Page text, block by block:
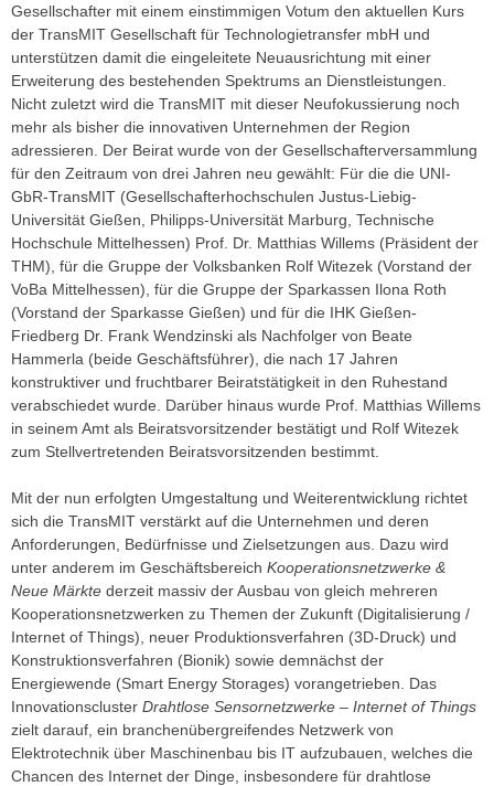
Gesellschafter mit einem einstimmigen Votum den aktuellen Kurs
der TransMIT Gesellschaft für Technologietransfer mbH und
unterstützen damit die eingeleitete Neuausrichtung mit einer
Erweiterung des bestehenden Spektrums an Dienstleistungen.
Nicht zuletzt wird die TransMIT mit dieser Neufokussierung noch
mehr als bisher die innovativen Unternehmen der Region
adressieren. Der Beirat wurde von der Gesellschafterversammlung
für den Zeitraum von drei Jahren neu gewählt: Für die die UNI-
GbR-TransMIT (Gesellschafterhochschulen Justus-Liebig-
Universität Gießen, Philipps-Universität Marburg, Technische
Hochschule Mittelhessen) Prof. Dr. Matthias Willems (Präsident der
THM), für die Gruppe der Volksbanken Rolf Witezek (Vorstand der
VoBa Mittelhessen), für die Gruppe der Sparkassen Ilona Roth
(Vorstand der Sparkasse Gießen) und für die IHK Gießen-
Friedberg Dr. Frank Wendzinski als Nachfolger von Beate
Hammerla (beide Geschäftsführer), die nach 17 Jahren
konstruktiver und fruchtbarer Beiratstätigkeit in den Ruhestand
verabschiedet wurde. Darüber hinaus wurde Prof. Matthias Willems
in seinem Amt als Beiratsvorsitzender bestätigt und Rolf Witezek
zum Stellvertretenden Beiratsvorsitzenden bestimmt.
Mit der nun erfolgten Umgestaltung und Weiterentwicklung richtet
sich die TransMIT verstärkt auf die Unternehmen und deren
Anforderungen, Bedürfnisse und Zielsetzungen aus. Dazu wird
unter anderem im Geschäftsbereich Kooperationsnetzwerke &
Neue Märkte derzeit massiv der Ausbau von gleich mehreren
Kooperationsnetzwerken zu Themen der Zukunft (Digitalisierung /
Internet of Things), neuer Produktionsverfahren (3D-Druck) und
Konstruktionsverfahren (Bionik) sowie demnächst der
Energiewende (Smart Energy Storages) vorangetrieben. Das
Innovationscluster Drahtlose Sensornetzwerke – Internet of Things
zielt darauf, ein branchenübergreifendes Netzwerk von
Elektrotechnik über Maschinenbau bis IT aufzubauen, welches die
Chancen des Internet der Dinge, insbesondere für drahtlose